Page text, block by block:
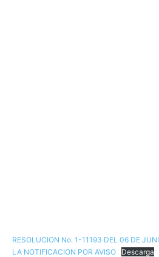
RESOLUCION No. 1-11193 DEL 06 DE
LA NOTIFICACION POR AVISO
Descarga